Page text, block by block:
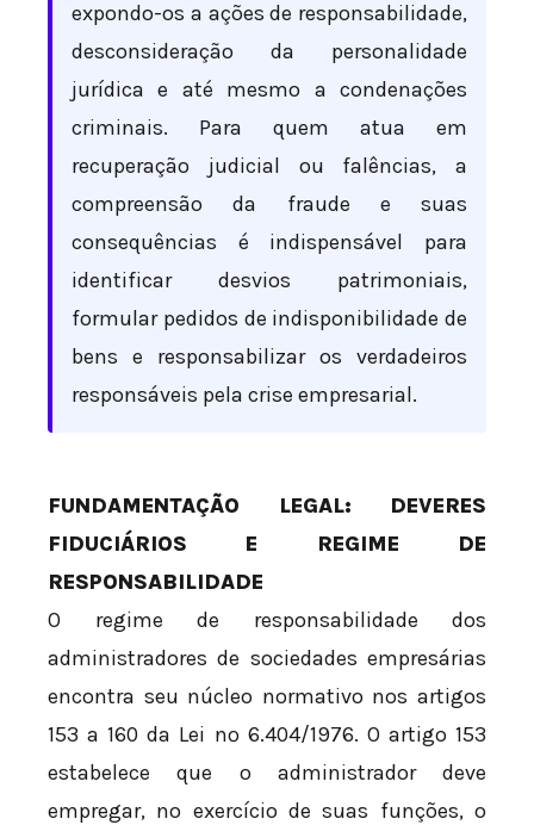
expondo-os a ações de responsabilidade,
desconsideração da personalidade
jurídica e até mesmo a condenações
criminais. Para quem atua em
recuperação judicial ou falências, a
compreensão da fraude e suas
consequências é indispensável para
identificar desvios patrimoniais,
formular pedidos de indisponibilidade de
bens e responsabilizar os verdadeiros
responsáveis pela crise empresarial.
FUNDAMENTAÇÃO LEGAL: DEVERES
FIDUCIÁRIOS E REGIME DE
RESPONSABILIDADE
O regime de responsabilidade dos
administradores de sociedades empresárias
encontra seu núcleo normativo nos artigos
153 a 160 da Lei nº 6.404/1976. O artigo 153
estabelece que o administrador deve
empregar, no exercício de suas funções, o